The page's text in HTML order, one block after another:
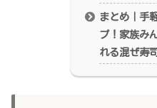
まとめ｜手
プ！家族み
れる混ぜ寿司